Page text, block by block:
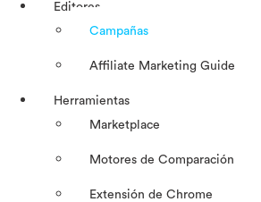
Editores
Campañas
Affiliate Marketing Guide
Herramientas
Marketplace
Motores de Comparación
Extensión de Chrome